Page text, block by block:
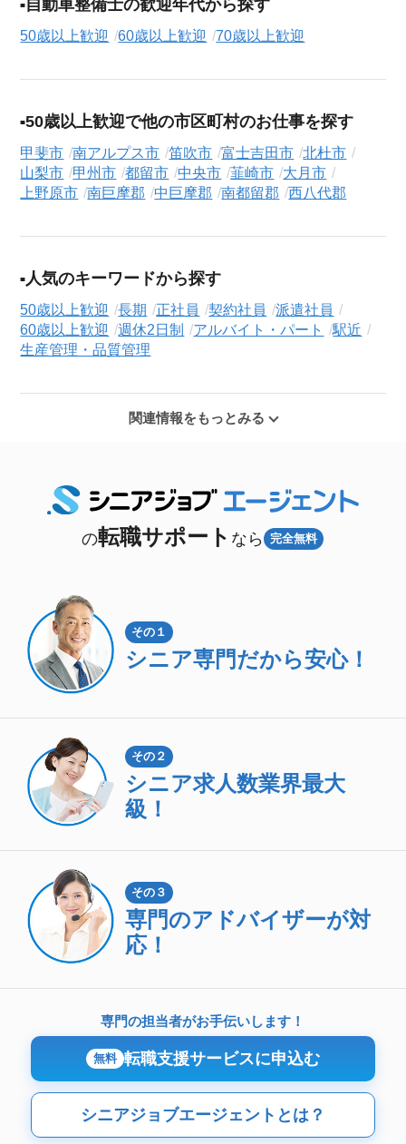
自動車整備士の歓迎年代から探す
50歳以上歓迎 60歳以上歓迎 70歳以上歓迎
50歳以上歓迎で他の市区町村のお仕事を探す
甲斐市 南アルプス市 笛吹市 富士吉田市
北杜市
山梨市
甲州市 都留市 中央市 韮崎市
大月市
上野原市
南巨摩郡 中巨摩郡 南都留郡 西八代郡
人気のキーワードから探す
50歳以上歓迎 長期 正社員 契約社員
派遣社員
60歳以上歓迎
週休2日制 アルバイト・パート
駅近
生産管理・品質管理
関連情報をもっとみる
の転職サポート なら 完全無料
その１
シニア専門だから安心！
その２
シニア求人数業界最大
級！
その３
専門のアドバイザーが対
応！
専門の担当者がお手伝いします！
無料 転職支援サービスに申込む
シニアジョブエージェントとは？